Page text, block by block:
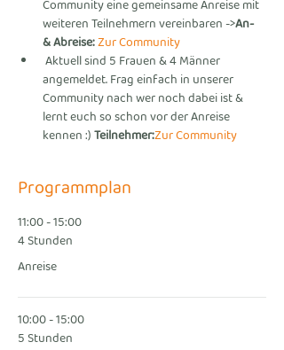
Community eine gemeinsame Anreise mit
weiteren Teilnehmern vereinbaren ->An-
& Abreise: Zur Community
angemeldet. Frag einfach in unserer
Community nach wer noch dabei ist &
lernt euch so schon vor der Anreise
kennen :) Teilnehmer:Zur Community
Programmplan
11:00 - 15:00
4 Stunden
Anreise
10:00 - 15:00
5 Stunden